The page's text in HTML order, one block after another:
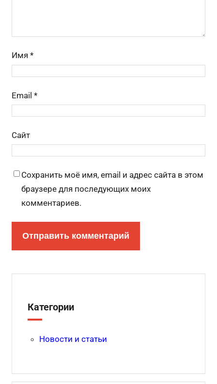
Имя *
Email *
Сайт
Сохранить моё имя, email и адрес сайта в этом
браузере для последующих моих
комментариев.
Категории
Новости и статьи